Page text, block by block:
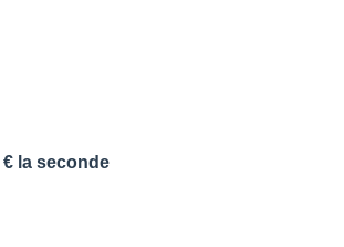
la seconde